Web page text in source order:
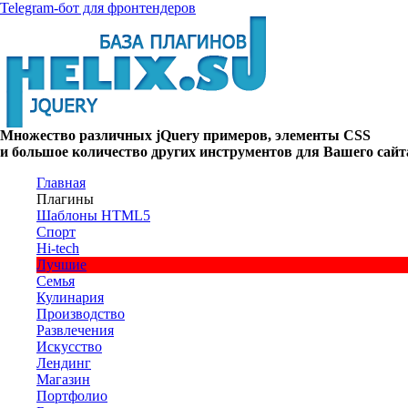
Telegram-бот для фронтендеров
Множество различных jQuery примеров, элементы CSS
и большое количество других инструментов для Вашего
Главная
Плагины
Шаблоны HTML5
Спорт
Hi-tech
Лучшие
Семья
Кулинария
Производство
Развлечения
Искусство
Лендинг
Магазин
Портфолио